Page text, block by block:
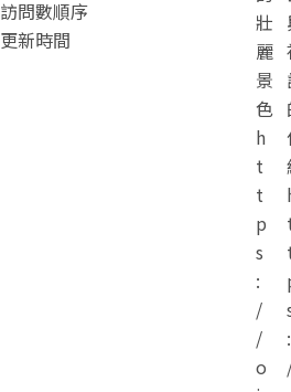
訪問數順序
更新時間
壯
麗
景
色
h
t
t
p
s
:
/
/
o
: